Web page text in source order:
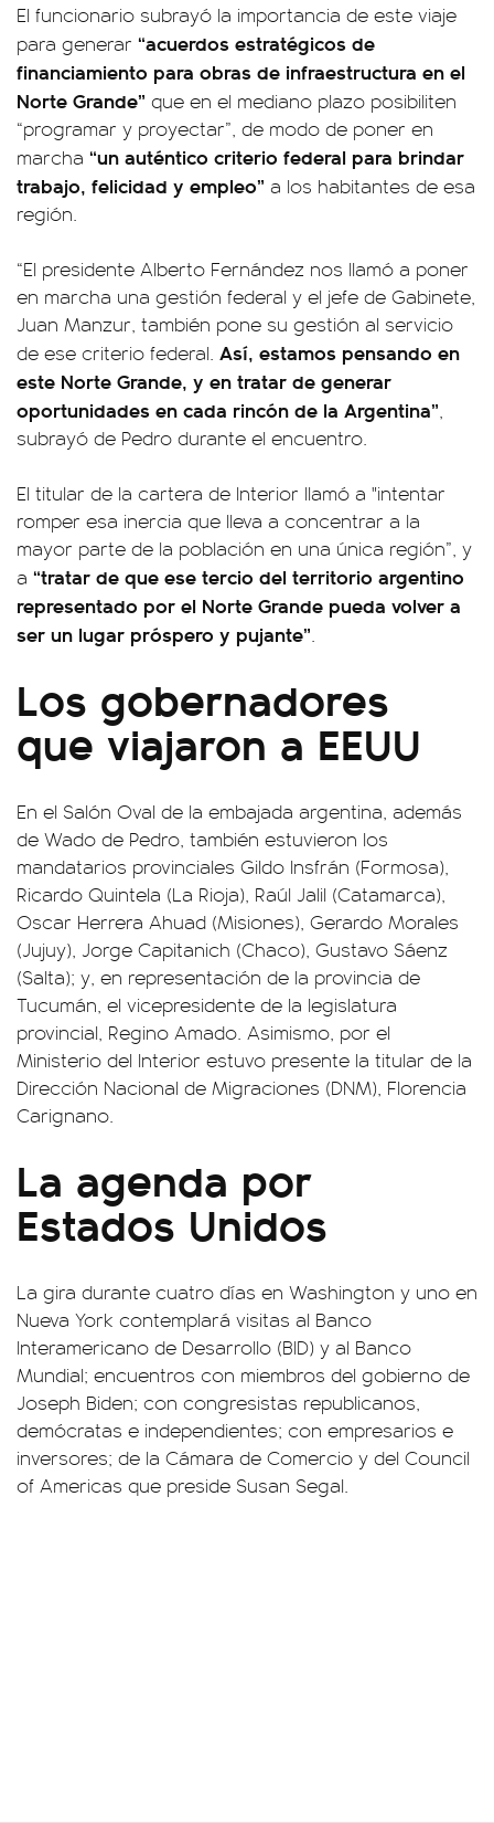
El funcionario subrayó la importancia de este viaje
para generar “acuerdos estratégicos de
financiamiento para obras de infraestructura en el
Norte Grande” que en el mediano plazo posibiliten
“programar y proyectar”, de modo de poner en
marcha “un auténtico criterio federal para brindar
trabajo, felicidad y empleo” a los habitantes de esa
región.
“El presidente Alberto Fernández nos llamó a poner
en marcha una gestión federal y el jefe de Gabinete,
Juan Manzur, también pone su gestión al servicio
de ese criterio federal. Así, estamos pensando en
este Norte Grande, y en tratar de generar
oportunidades en cada rincón de la Argentina”,
subrayó de Pedro durante el encuentro.
El titular de la cartera de Interior llamó a "intentar
romper esa inercia que lleva a concentrar a la
mayor parte de la población en una única región”, y
a “tratar de que ese tercio del territorio argentino
representado por el Norte Grande pueda volver a
ser un lugar próspero y pujante”.
Los gobernadores
que viajaron a EEUU
En el Salón Oval de la embajada argentina, además
de Wado de Pedro, también estuvieron los
mandatarios provinciales Gildo Insfrán (Formosa),
Ricardo Quintela (La Rioja), Raúl Jalil (Catamarca),
Oscar Herrera Ahuad (Misiones), Gerardo Morales
(Jujuy), Jorge Capitanich (Chaco), Gustavo Sáenz
(Salta); y, en representación de la provincia de
Tucumán, el vicepresidente de la legislatura
provincial, Regino Amado. Asimismo, por el
Ministerio del Interior estuvo presente la titular de la
Dirección Nacional de Migraciones (DNM), Florencia
Carignano.
La agenda por
Estados Unidos
La gira durante cuatro días en Washington y uno en
Nueva York contemplará visitas al Banco
Interamericano de Desarrollo (BID) y al Banco
Mundial; encuentros con miembros del gobierno de
Joseph Biden; con congresistas republicanos,
demócratas e independientes; con empresarios e
inversores; de la Cámara de Comercio y del Council
of Americas que preside Susan Segal.